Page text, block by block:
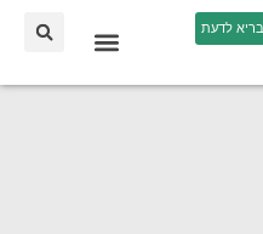
לדעת